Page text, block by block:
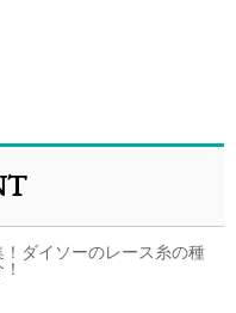
ダイソーのレース糸の種